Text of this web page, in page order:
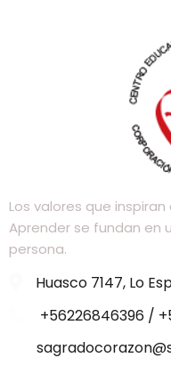
Los valores que
Aprender se fundan en
persona.
Huasco 7147, Lo
+56226846396 /